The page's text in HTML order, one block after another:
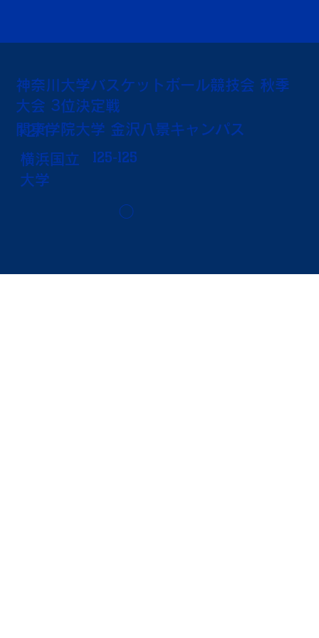
12/1
◯
神奈川大学バスケットボール競技会 秋季
大会 3位決定戦
関東学院大学 金沢八景キャンパス
横浜国立
大学
125-125